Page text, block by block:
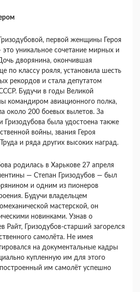
первой женщины Героя
уникальное сочетание мирных и
дворянина, окончившая
по классу рояля, установила шесть
рекордов и стала депутатом
Будучи в годы Великой
командиром авиационного полка,
около 200 боевых вылетов. За
Гризодубова была удостоена также
войны, звания Героя
и ряда других высоких наград.
родилась в Харькове 27 апреля
— Степан Гризодубов — был
и одним из пионеров
Будучи владельцем
мастерской, он
новинками. Узнав о
Райт, Гризодубов-старший загорелся
самолёта. Не имея
на документальные кадры
купленную им для этого
им самолёт успешно